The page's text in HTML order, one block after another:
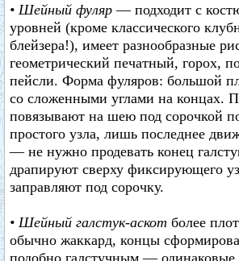
• Шейный фуляр— подходит с
уровней (кроме классического
блейзера!), имеет разнообразные
геометрический печатный, горох,
пейсли. Форма фуляров: большой
со сложенными углами на концах.
повязывают на шею под сорочкой
простого узла, лишь последнее
— не нужно продевать конец
драпируют сверху фиксирующего
заправляют под сорочку.
• Шейный галстук-аскот более
обычно жаккард, концы
подобно галстучным —